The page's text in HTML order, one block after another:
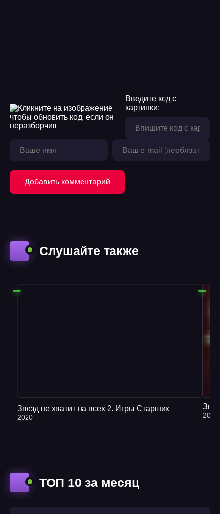
ТОП 10 за месяц
Введите код с
картинки:
Добавить комментарий
Слушайте также
Звезд не хватит на всех 2. Игры Старших
2020 2021